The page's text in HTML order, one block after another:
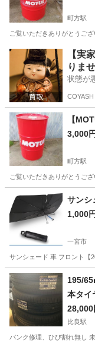
町方駅
ご覧いただきありがとうご
愛知 津島市 町方駅
【実
りま
状態が
COYASH
【
3,000円
町方駅
ご覧いただきありがとうご
愛知 津島市
サンシ
1,000円
一宮市
サンシェード 車 フロント【
愛知 一宮市
195/
本タイ
28,000
比良駅
パンク修理、ひび割れ無し